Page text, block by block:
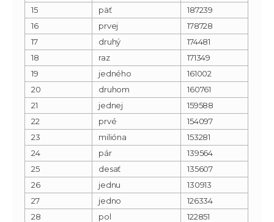
15
päť
187239
16
prvej
178728
17
druhý
174481
18
raz
171349
19
jedného
161002
20
druhom
160761
21
jednej
159588
22
prvé
154097
23
milióna
153281
24
pár
139564
25
desať
135607
26
jednu
130913
27
jedno
126334
28
pol
122851